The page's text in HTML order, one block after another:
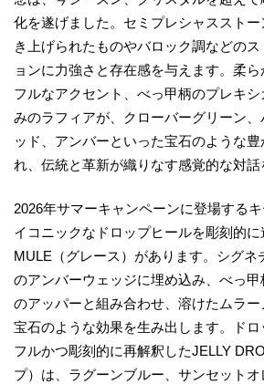
化を遂げました。セミプレシャススト
き上げられたものやバロック調などの
ョンに力強さと存在感を与えます。柔
フルなアクセント、べっ甲柄のプレキ
みのラフィアが、クローバーグリーン
ッド、アンバーといった宝石のような
れ、伝統と革新が織りなす感覚的な対話
2026年サマーキャンペーンに登場する
イコニックなドロップヒールを彫刻的
MULE（グレース）があります。シグネ
のアンバーウェッジに埋め込み、べっ
のアッパーと組み合わせ、溶けたムラ
宝石のような効果を生み出します。ド
フルかつ彫刻的に再解釈したJELLY
プ）は、ラグーンブルー、サンセット